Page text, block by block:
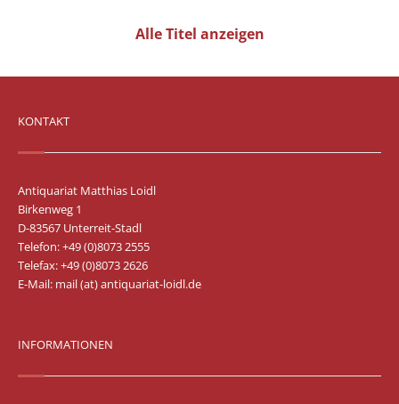
Datenschutz
Alle Titel anzeigen
KONTAKT
Antiquariat Matthias Loidl
Birkenweg 1
D-83567 Unterreit-Stadl
Telefon: +49 (0)8073 2555
Telefax: +49 (0)8073 2626
E-Mail: mail (at) antiquariat-loidl.de
INFORMATIONEN